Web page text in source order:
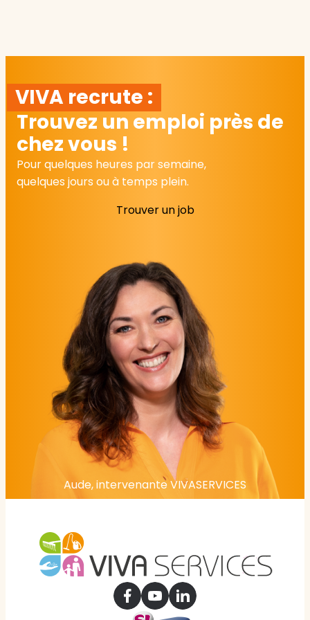
VIVA recrute :
Trouvez un emploi près de
chez vous !
Pour quelques heures par semaine,
quelques jours ou à temps plein.
Trouver un job
Aude, intervenante VIVASERVICES